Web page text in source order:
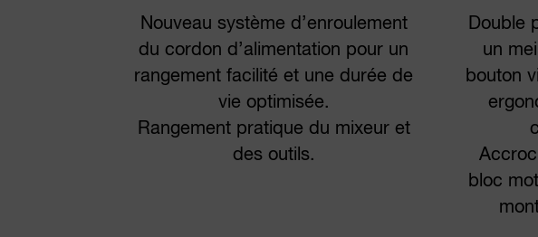
Nouveau système d’enroulement
du cordon d’alimentation pour un
rangement facilité et une durée de
vie optimisée.
Rangement pratique du mixeur et
des outils.
Double
un
bouton
bloc